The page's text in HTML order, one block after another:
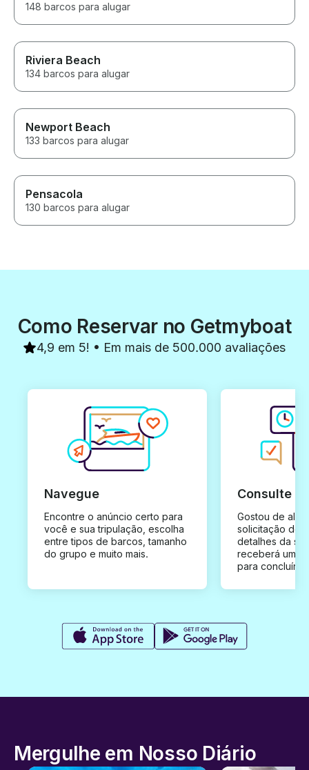
148 barcos para alugar
Riviera Beach
134 barcos para alugar
Newport Beach
133 barcos para alugar
Pensacola
130 barcos para alugar
Como Reservar no Getmyboat
4,9 em 5! • Em mais de 500.000 avaliações
Navegue
Encontre o anúncio certo para
você e sua tripulação, escolha
entre tipos de barcos, tamanho
do grupo e muito mais.
Consulte e
Gostou de
solicitação de
detalhes da
receberá uma
para concluír a
Mergulhe em Nosso Diário